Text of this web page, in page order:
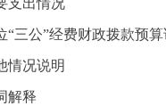
支出情况
“三公”经费财政拨款预算
情况说明
解释